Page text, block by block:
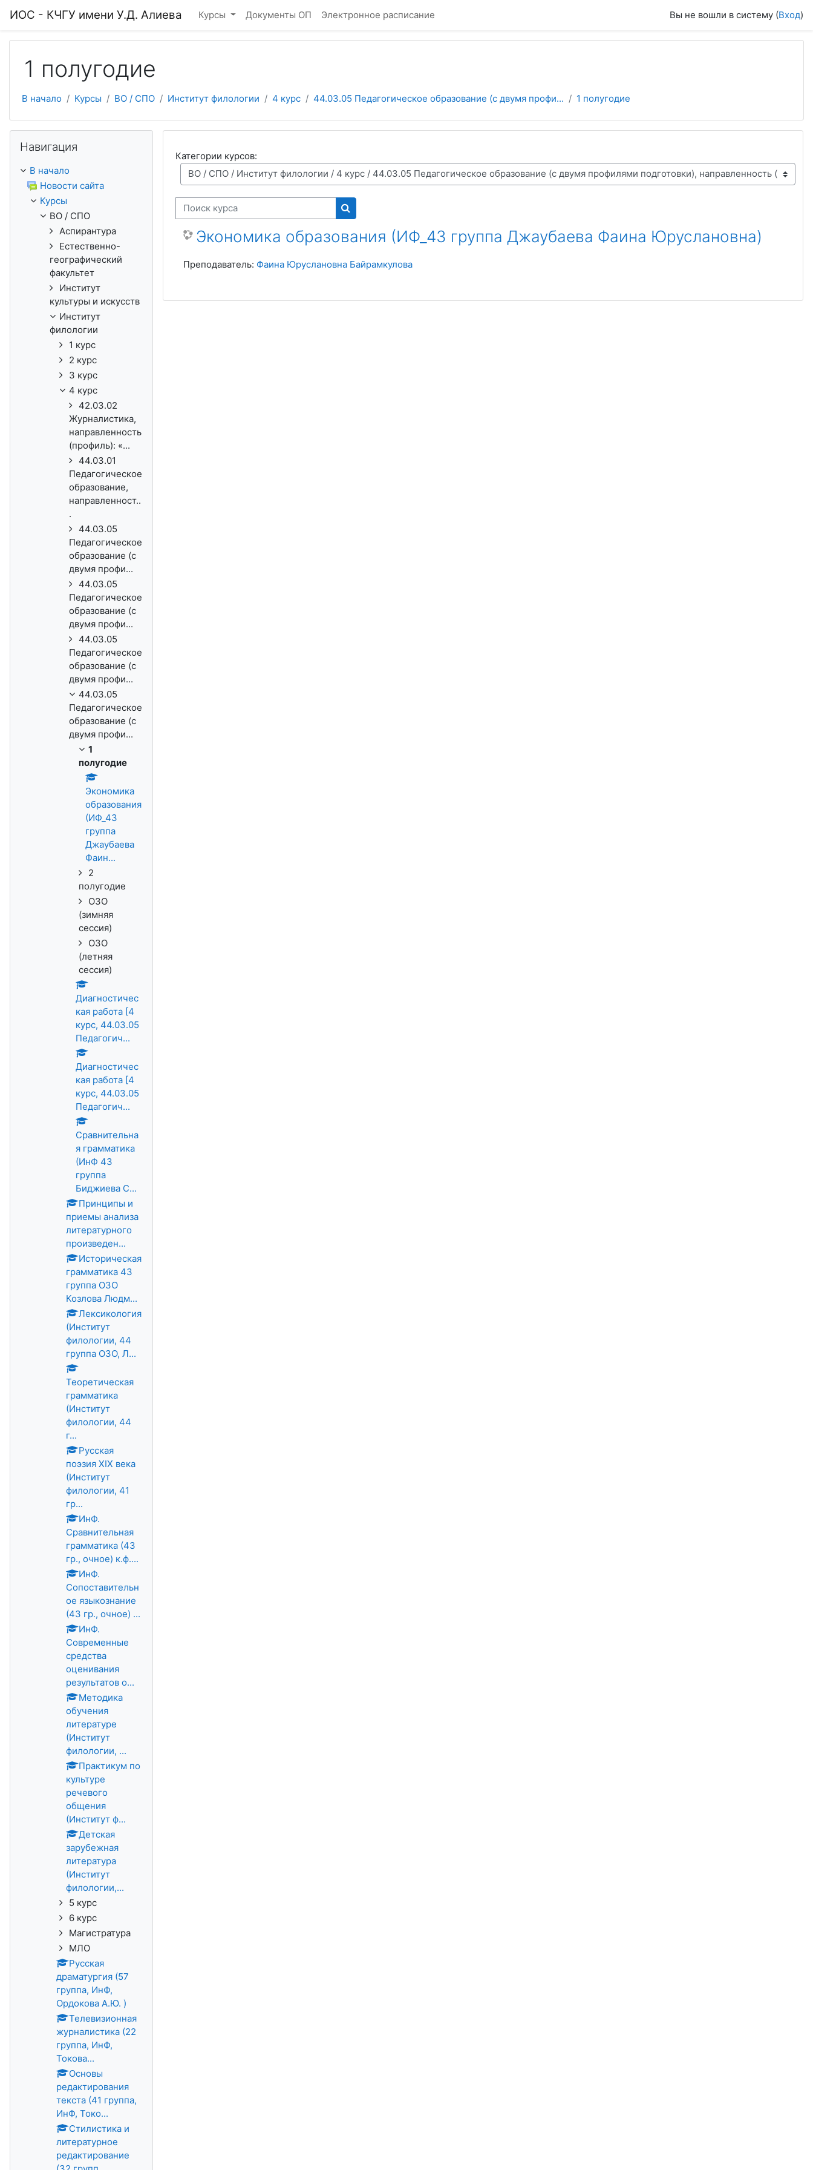
ИОС - КЧГУ имени У.Д. Алиева Курсы Документы ОП Электронное расписание Вы не вошли в систему (Вход)
1 полугодие
В начало Курсы ВО / СПО Институт филологии 4 курс 44.03.05 Педагогическое образование (с двумя профи... 1 полугодие
Категории курсов:
Поиск курса
Поиск курса
Экономика образования (ИФ_43 группа Джаубаева Фаина Юруслановна)
Преподаватель: Фаина Юруслановна Байрамкулова
Навигация
В начало
Новости сайта
Курсы
ВО / СПО
Аспирантура
Естественно-
географический
факультет
Институт
культуры и искусств
Институт
филологии
1 курс
2 курс
3 курс
4 курс
42.03.02
Журналистика,
направленность
(профиль): «...
44.03.01
Педагогическое
образование,
направленност..
.
44.03.05
Педагогическое
образование (с
двумя профи...
44.03.05
Педагогическое
образование (с
двумя профи...
44.03.05
Педагогическое
образование (с
двумя профи...
44.03.05
Педагогическое
образование (с
двумя профи...
1
полугодие
Экономика
образования
(ИФ_43
группа
Джаубаева
Фаин...
2
полугодие
ОЗО
(зимняя
сессия)
ОЗО
(летняя
сессия)
Диагностичес
кая работа [4
курс, 44.03.05
Педагогич...
Диагностичес
кая работа [4
курс, 44.03.05
Педагогич...
Сравнительна
я грамматика
(ИнФ 43
группа
Биджиева С...
Принципы и
приемы анализа
литературного
произведен...
Историческая
грамматика 43
группа ОЗО
Козлова Людм...
Лексикология
(Институт
филологии, 44
группа ОЗО, Л...
Теоретическая
грамматика
(Институт
филологии, 44
г...
Русская
поэзия XIX века
(Институт
филологии, 41
гр...
ИнФ.
Сравнительная
грамматика (43
гр., очное) к.ф....
ИнФ.
Сопоставительн
ое языкознание
(43 гр., очное) ...
ИнФ.
Современные
средства
оценивания
результатов о...
Методика
обучения
литературе
(Институт
филологии, ...
Практикум по
культуре
речевого
общения
(Институт ф...
Детская
зарубежная
литература
(Институт
филологии,...
5 курс
6 курс
Магистратура
МЛО
Русская
драматургия (57
группа, ИнФ,
Ордокова А.Ю. )
Телевизионная
журналистика (22
группа, ИнФ,
Токова...
Основы
редактирования
текста (41 группа,
ИнФ, Токо...
Стилистика и
литературное
редактирование